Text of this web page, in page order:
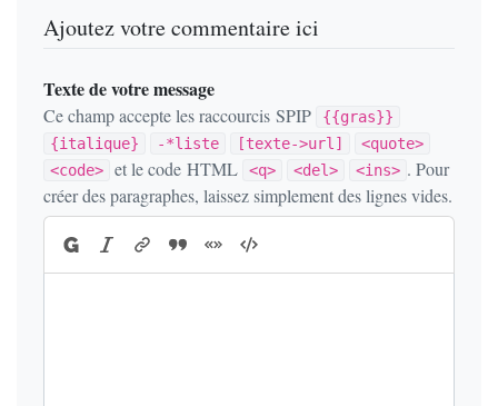
Ajoutez votre commentaire ici
Texte de votre message
Ce champ accepte les raccourcis SPIP
{{gras}}
{italique}
-*liste [texte->url]
<quote>
<code>
et le code HTML <q> <del> <ins> . Pour
créer des paragraphes, laissez simplement des lignes vides.